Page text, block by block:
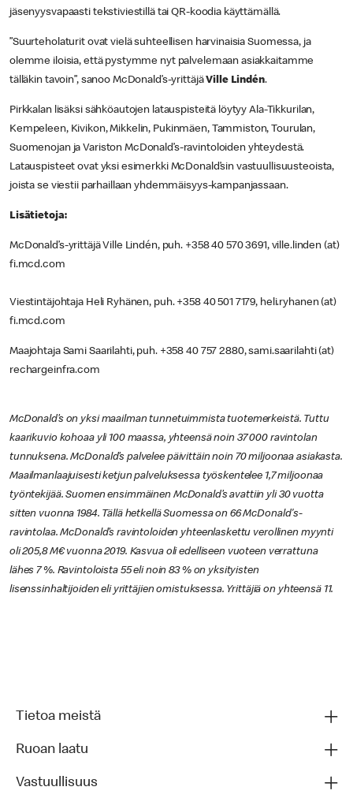
jäsenyysvapaasti tekstiviestillä tai QR-koodia käyttämällä.
”Suurteholaturit ovat vielä suhteellisen harvinaisia Suomessa, ja
olemme iloisia, että pystymme nyt palvelemaan asiakkaitamme
tälläkin tavoin”, sanoo McDonald’s-yrittäjäVille Lindén.
Pirkkalan lisäksi sähköautojen latauspisteitä löytyy Ala-Tikkurilan,
Kempeleen, Kivikon, Mikkelin, Pukinmäen, Tammiston, Tourulan,
Suomenojan ja Variston McDonald’s-ravintoloiden yhteydestä.
Latauspisteet ovat yksi esimerkki McDonald’sin vastuullisuusteoista,
joista se viestii parhaillaan yhdemmäisyys-kampanjassaan.
Lisätietoja:
McDonald’s-yrittäjä Ville Lindén, puh. +358 40 570 3691, ville.linden (at)
fi.mcd.com
Viestintäjohtaja Heli Ryhänen, puh. +358 40 501 7179, heli.ryhanen (at)
fi.mcd.com
Maajohtaja Sami Saarilahti, puh. +358 40 757 2880, sami.saarilahti (at)
rechargeinfra.com
McDonald’s on yksi maailman tunnetuimmista tuotemerkeistä. Tuttu
kaarikuvio kohoaa yli 100 maassa, yhteensä noin 37 000 ravintolan
tunnuksena. McDonald’s palvelee päivittäin noin 70 miljoonaa asiakasta.
Maailmanlaajuisesti ketjun palveluksessa työskentelee 1,7 miljoonaa
työntekijää. Suomen ensimmäinen McDonald’s avattiin yli 30 vuotta
sitten vuonna 1984. Tällä hetkellä Suomessa on 66 McDonald's-
ravintolaa. McDonald’s ravintoloiden yhteenlaskettu verollinen myynti
oli 205,8 M€ vuonna 2019. Kasvua oli edelliseen vuoteen verrattuna
lähes 7 %. Ravintoloista 55 eli noin 83 % on yksityisten
lisenssinhaltijoiden eli yrittäjien omistuksessa. Yrittäjiä on yhteensä 11.
Tietoa meistä
Ruoan laatu
Vastuullisuus